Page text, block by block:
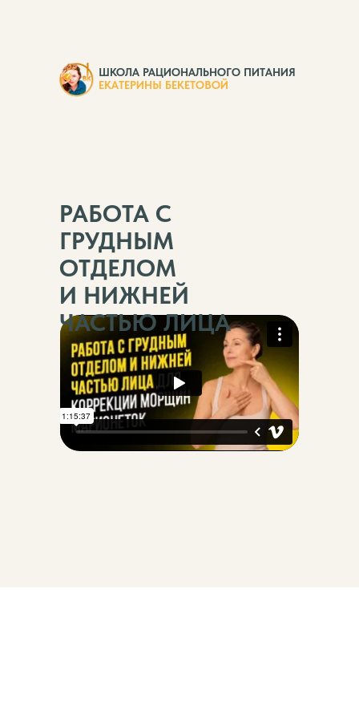
РАБОТА С
ГРУДНЫМ
ОТДЕЛОМ
И НИЖНЕЙ
ЧАСТЬЮ ЛИЦА
ШКОЛА РАЦИОНАЛЬНОГО ПИТАНИЯ
ЕКАТЕРИНЫ БЕКЕТОВОЙ